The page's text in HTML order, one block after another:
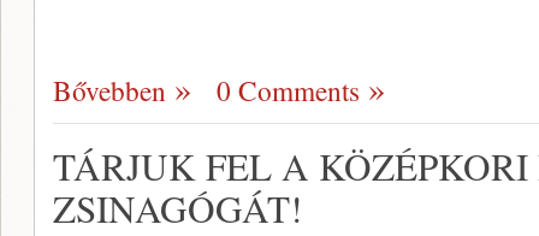
Bővebben 0 Comments
TÁRJUK FEL A
ZSINAGÓGÁT!